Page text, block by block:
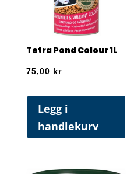
Tetra Pond Colour 1L
75,00 kr
Legg i
handlekurv